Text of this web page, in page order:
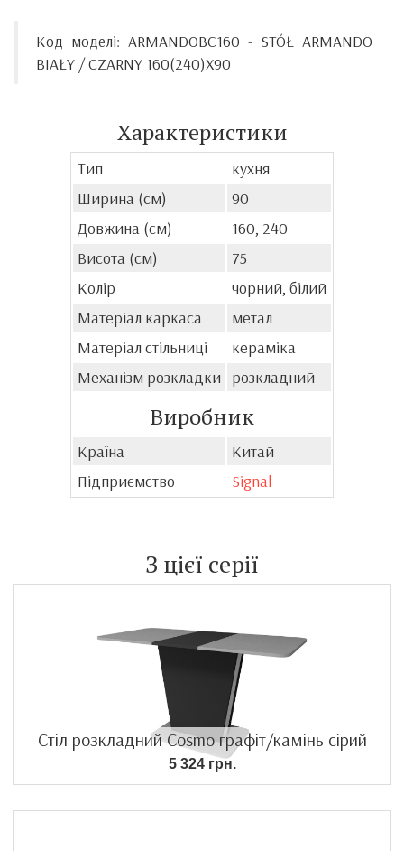
Код моделі: ARMANDOBC160 - STÓŁ ARMANDO
BIAŁY / CZARNY 160(240)X90
Характеристики
Тип
кухня
Ширина (см)
90
Довжина (см)
160, 240
Висота (см)
75
Колір
чорний, білий
Матеріал каркаса
метал
Матеріал стільниці
кераміка
Механізм розкладки
розкладний
Виробник
Країна
Китай
Підприємство
Signal
З цієї серії
Стіл розкладний Cosmo графіт/камінь сірий
5 324 грн.